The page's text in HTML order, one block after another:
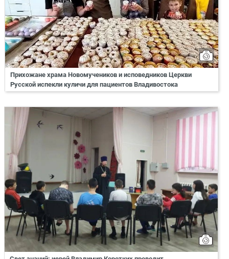
Прихожане храма Новомучеников и исповедников Церкви
Русской испекли куличи для пациентов Владивостока